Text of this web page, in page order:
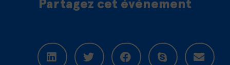
Partagez cet événement